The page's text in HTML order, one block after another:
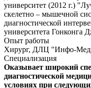
университет (2012 г.)
скелетно – мышечной
диагностической
университета Гонконга
Опыт работы
Хирург, ДЛЦ "Инфо-
Специализация
Оказывает широкий
диагностической
условиях при